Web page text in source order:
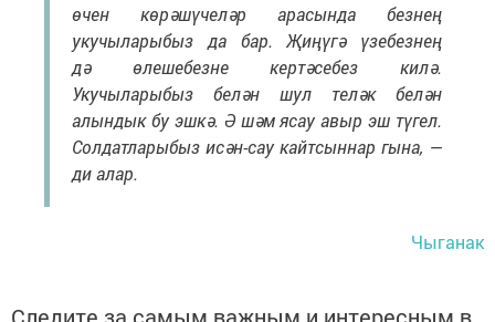
өчен көрәшүчеләр арасында безнең
укучыларыбыз да бар. Җиңүгә үзебезнең
дә өлешебезне кертәсебез килә.
Укучыларыбыз белән шул теләк белән
алындык бу эшкә. Ә шәм ясау авыр эш түгел.
Солдатларыбыз исән-сау кайтсыннар гына, —
ди алар.
Чыганак
Следите за самым важным и интересным в